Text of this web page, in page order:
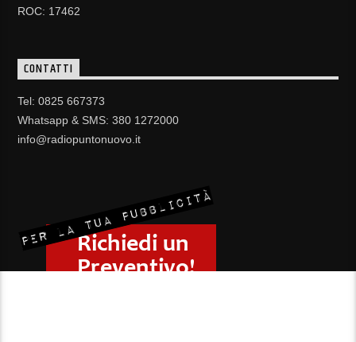
ROC: 17462
CONTATTI
Tel: 0825 667373
Whatsapp & SMS: 380 1272000
info@radiopuntonuovo.it